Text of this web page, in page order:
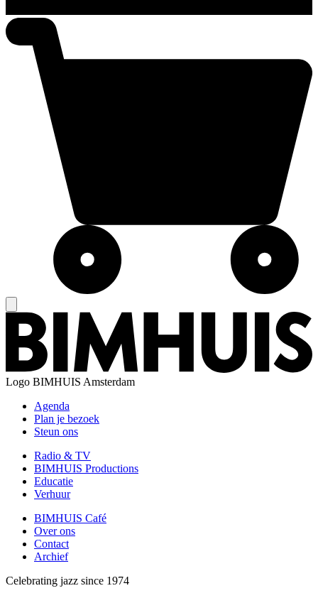
Logo BIMHUIS Amsterdam
Agenda
Plan je bezoek
Steun ons
Radio & TV
BIMHUIS Productions
Educatie
Verhuur
BIMHUIS Café
Over ons
Contact
Archief
Celebrating jazz since 1974